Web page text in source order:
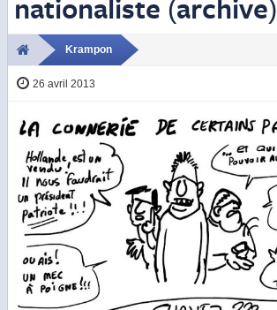
nationaliste (archive)
Krampon
26 avril 2013